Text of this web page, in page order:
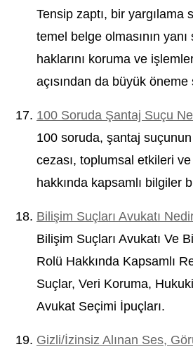
Tensip zaptı, bir yargılama
temel belge olmasının yanı
haklarını koruma ve
açısından da büyük öneme
100 Soruda Şantaj Suçu
100 soruda, şantaj
cezası, toplumsal etkileri
hakkında kapsamlı bilgiler
Bilişim Suçları Avukatı
Bilişim Suçları Avukatı Ve
Rolü Hakkında Kapsamlı
Suçlar, Veri Koruma,
Avukat Seçimi İpuçları.
Gizli/İzinsiz Alınan Ses,